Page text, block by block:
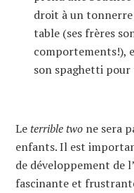
droit à un tonnerre
table (ses frères
comportements!),
son spaghetti
Le terrible two ne sera
enfants. Il est
de développement de
fascinante et